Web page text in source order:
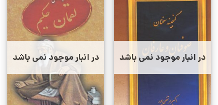
در انبار موجود نمی باشد در انبار موجود نمی باشد